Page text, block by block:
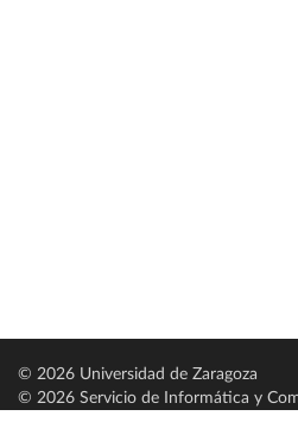
© 2026 Universidad de Zaragoza
© 2026 Servicio de Informática y